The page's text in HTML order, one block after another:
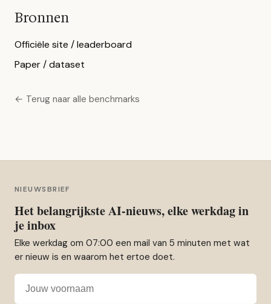
Bronnen
Officiële site / leaderboard
Paper / dataset
← Terug naar alle benchmarks
NIEUWSBRIEF
Het belangrijkste AI-nieuws, elke werkdag in
je inbox
Elke werkdag om 07:00 een mail van 5 minuten met wat
er nieuw is en waarom het ertoe doet.